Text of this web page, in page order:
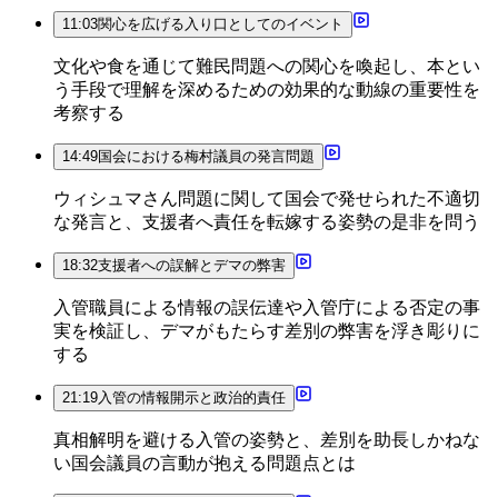
11:03関心を広げる入り口としてのイベント
文化や食を通じて難民問題への関心を喚起し、本とい
う手段で理解を深めるための効果的な動線の重要性を
考察する
14:49国会における梅村議員の発言問題
ウィシュマさん問題に関して国会で発せられた不適切
な発言と、支援者へ責任を転嫁する姿勢の是非を問う
18:32支援者への誤解とデマの弊害
入管職員による情報の誤伝達や入管庁による否定の事
実を検証し、デマがもたらす差別の弊害を浮き彫りに
する
21:19入管の情報開示と政治的責任
真相解明を避ける入管の姿勢と、差別を助長しかねな
い国会議員の言動が抱える問題点とは